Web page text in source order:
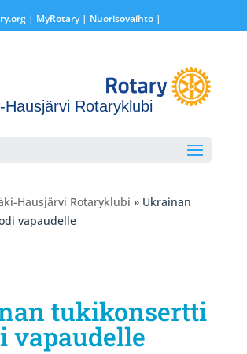
| MyRotary | Nuorisovaihto|
Hausjärvi Rotaryklubi
Hausjärvi Rotaryklubi » Ukrainan
vapaudelle
tukikonsertti
vapaudelle